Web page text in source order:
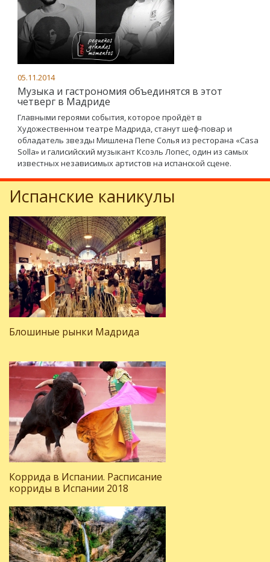
05.11.2014
Музыка и гастрономия объединятся в этот
четверг в Мадриде
Главными героями события, которое пройдёт в
Художественном театре Мадрида, станут шеф-повар и
обладатель звезды Мишлена Пепе Солья из ресторана «Casa
Solla» и галисийский музыкант Ксоэль Лопес, один из самых
известных независимых артистов на испанской сцене.
Испанские каникулы
Блошиные рынки Мадрида
Коррида в Испании. Расписание
корриды в Испании 2018